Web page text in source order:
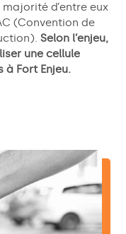
d’entre eux
(Convention de
Selon l’enjeu,
une cellule
Fort Enjeu.